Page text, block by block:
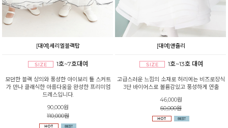
[대여]세리엘블랙탑
1호~7호대여
모던한 블랙 상의와 풍성한 아이보리 튤 스커트
가 만나 클래식한 아름다움을 완성한 프리미엄
드레스입니다.
90,000원
110,000원
[대여]앤쥴리
1호~13호 대여
고급스러운 느낌의 소재로 허리에는 비즈로장식
3단 바이어스로 볼륨감있고 풍성하게 연출
46,000원
60,000원